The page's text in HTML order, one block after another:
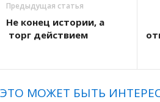
Предыдущая статья
Не конец истории, а
торг действием
ЭТО МОЖЕТ БЫТЬ